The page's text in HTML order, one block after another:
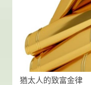
猶太人的致富金律